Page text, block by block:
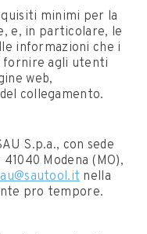
minimi per la
e, in particolare, le
informazioni che i
agli utenti
web,
collegamento.
S.p.a., con sede
Modena (MO),
nella
pro tempore.